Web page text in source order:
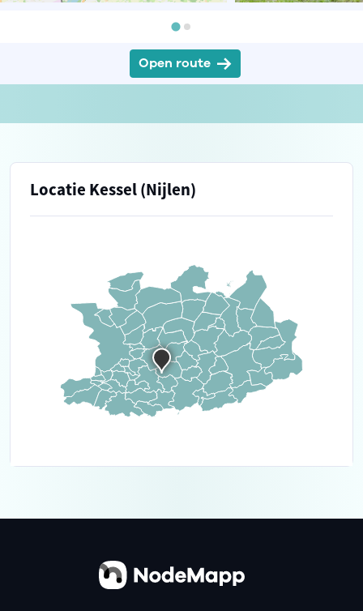
Open route
Locatie Kessel (Nijlen)